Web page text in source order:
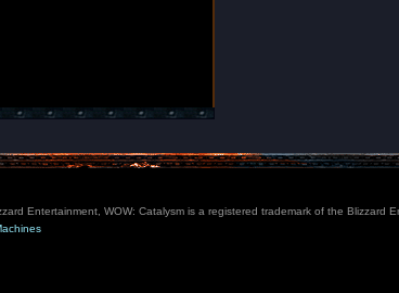
Entertainment, WOW: Catalysm is a registered trademark of the Blizzard